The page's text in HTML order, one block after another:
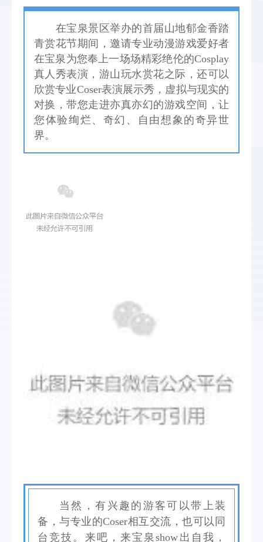
在宝泉景区举办的首届山地郁金香踏
青赏花节期间，邀请专业动漫游戏爱好者
在宝泉为您奉上一场场精彩绝伦的Cosplay
真人秀表演，游山玩水赏花之际，还可以
欣赏专业Coser表演展示秀，虚拟与现实的
对换，带您走进亦真亦幻的游戏空间，让
您体验绚烂、奇幻、自由想象的奇异世
界。
当然，有兴趣的游客可以带上装
备，与专业的Coser相互交流，也可以同
台竞技。来吧，来宝泉show出自我，